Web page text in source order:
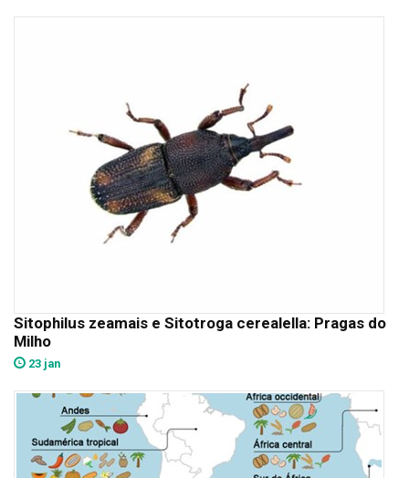
Sitophilus zeamais e Sitotroga cerealella: Pragas do
Milho
23 jan